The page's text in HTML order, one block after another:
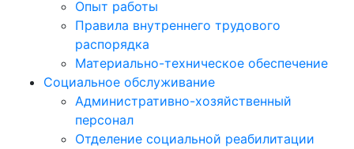
Опыт работы
Правила внутреннего трудового
распорядка
Материально-техническое обеспечение
Социальное обслуживание
Административно-хозяйственный
персонал
Отделение социальной реабилитации